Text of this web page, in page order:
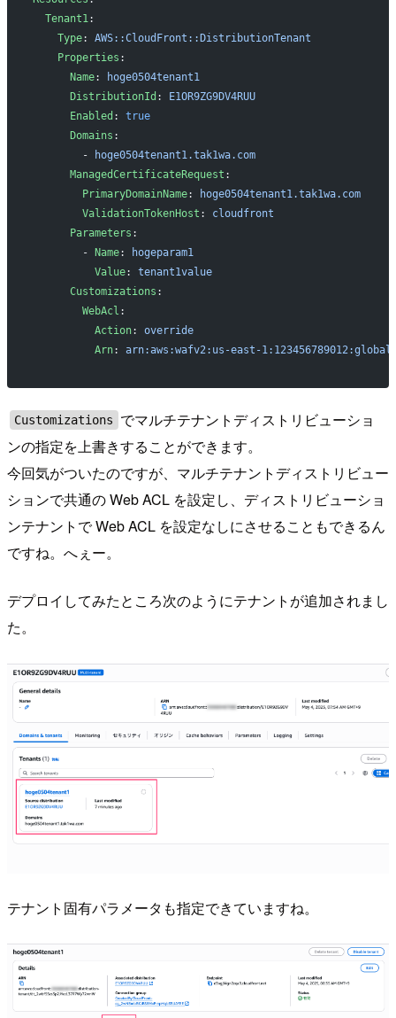
  Tenant1
:
    Type
: AWS::CloudFront::DistributionTenant
    Properties
:
      Name
:
hoge0504tenant1
      DistributionId
:
E1OR9ZG9DV4RUU
      Enabled
: true
      Domains
:
        -
hoge0504tenant1.tak1wa.com
      ManagedCertificateRequest
:
        PrimaryDomainName
:
hoge0504tenant1.tak1wa.com
        ValidationTokenHost
: cloudfront
      Parameters
:
        -
Name:
hogeparam1
          Value
: tenant1value
      Customizations
:
        WebAcl
:
          Action
: override
          Arn
: arn:aws:wafv2:us-east-1:123456789012:global/
Customizations
でマルチテナントディストリビューショ
ンの指定を上書きすることができます。
今回気がついたのですが、マルチテナントディストリビュー
ションで共通の Web ACL を設定し、ディストリビューショ
ンテナントで Web ACL を設定なしにさせることもできるん
ですね。へぇー。
デプロイしてみたところ次のようにテナントが追加されまし
た。
テナント固有パラメータも指定できていますね。